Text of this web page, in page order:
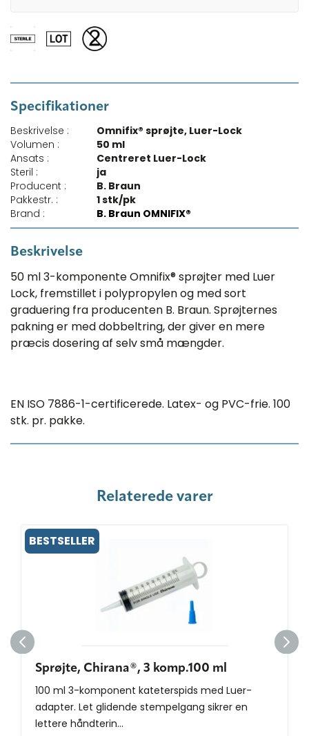
Specifikationer
Beskrivelse :
Omnifix® sprøjte, Luer-Lock
Volumen :
50 ml
Ansats :
Centreret Luer-Lock
Steril :
ja
Producent :
B. Braun
Pakkestr. :
1 stk/pk
Brand :
B. Braun OMNIFIX®
Beskrivelse
50 ml 3-komponente Omnifix® sprøjter med Luer
Lock, fremstillet i polypropylen og med sort
graduering fra producenten B. Braun. Sprøjternes
pakning er med dobbeltring, der giver en mere
præcis dosering af selv små mængder.
EN ISO 7886-1-certificerede. Latex- og PVC-frie. 100
stk. pr. pakke.
Relaterede varer
BESTSELLER
Sprøjte, Chirana®, 3 komp.100 ml
100 ml 3-komponent kateterspids med Luer-
adapter. Let glidende stempelgang sikrer en
lettere håndterin...